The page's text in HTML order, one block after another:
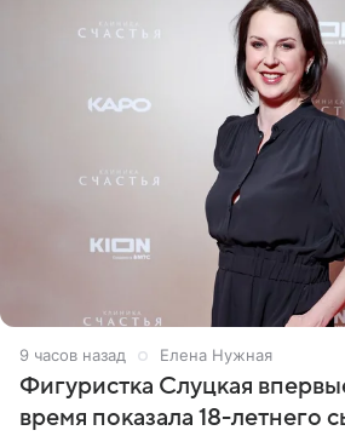
9 часов назад Елена Нужная
Фигуристка Слуцкая
время показала 18-летнего